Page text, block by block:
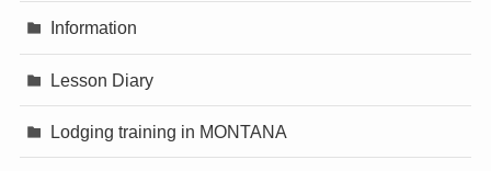
Information
Lesson Diary
Lodging training in MONTANA